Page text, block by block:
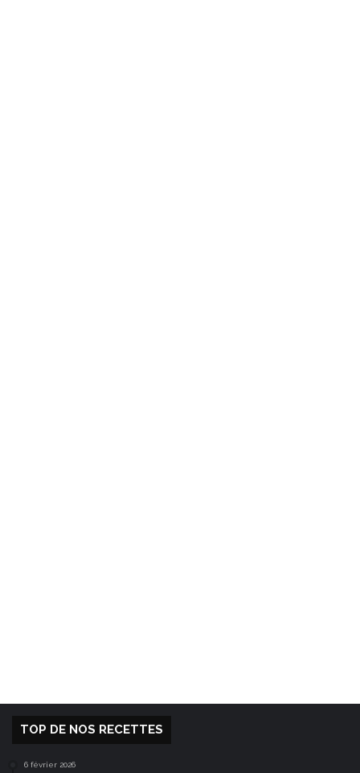
TOP DE NOS RECETTES
6 février 2026